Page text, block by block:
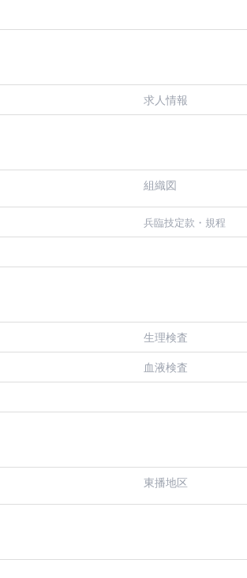
求人情報
組織図
兵臨技定款・規程
生理検査
血液検査
東播地区